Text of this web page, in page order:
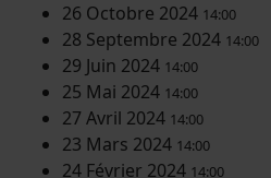
26 Octobre 2024 14:00
28 Septembre 2024 14:00
29 Juin 2024 14:00
25 Mai 2024 14:00
27 Avril 2024 14:00
23 Mars 2024 14:00
24 Février 2024 14:00